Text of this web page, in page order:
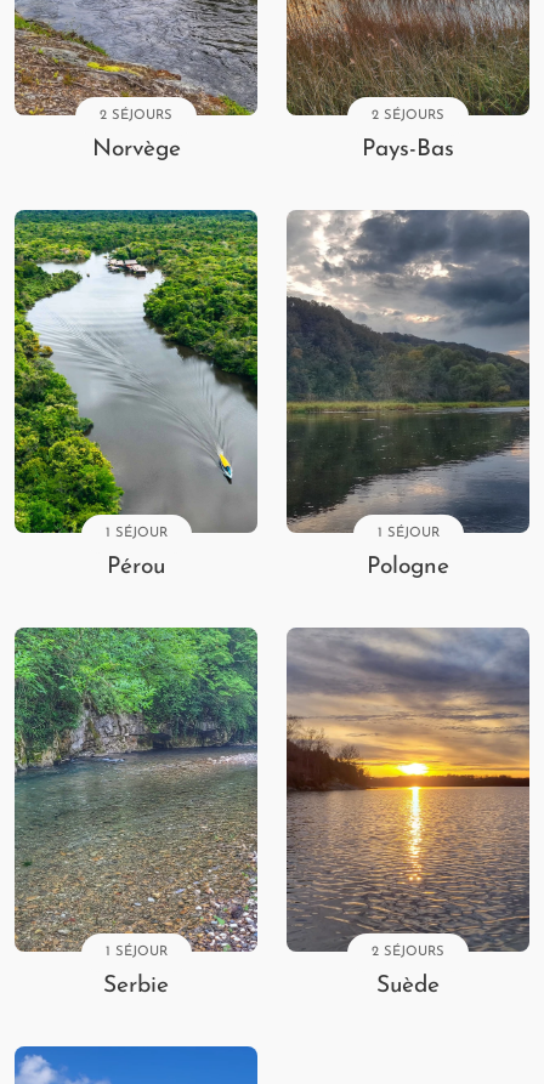
2 SÉJOURS
Norvège
2 SÉJOURS
Pays-Bas
1 SÉJOUR
Pérou
1 SÉJOUR
Pologne
1 SÉJOUR
Serbie
2 SÉJOURS
Suède